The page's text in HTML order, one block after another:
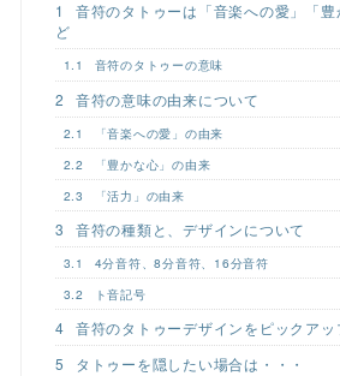
1
音符のタトゥーは「音楽への愛」「
ど
1.1 音符のタトゥーの意味
2 音符の意味の由来について
2.1
「音楽への愛」の由来
2.2
「豊かな心」の由来
2.3
「活力」の由来
3 音符の種類と、デザインについて
3.1
4分音符、8分音符、16分音符
3.2
ト音記号
4 音符のタトゥーデザインをピックアッ
5
タトゥーを隠したい場合は・・・